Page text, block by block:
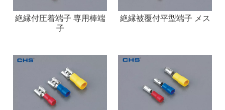
絶縁付圧着端子 専用棒端
子
絶縁被覆付平型端子 メス